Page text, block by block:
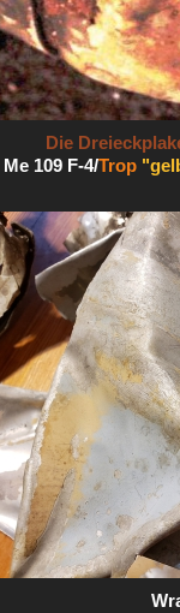
Die
Me 109 F-4/Trop